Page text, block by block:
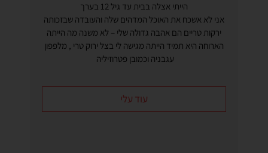
הייתי אצלה בבית עד גיל 12 בערך
אני לא אשכח את האוכל המדהים שלה והעובדה שבזכותה
ירקות טריים הם אהבה גדולה שלי – לא משנה מה הייתה
הארוחה היא תמיד הייתה מגישה לי בצל ירוק טרי , מלפפון
עגבניה וכמובן פטרוזיליה
עוד עלי